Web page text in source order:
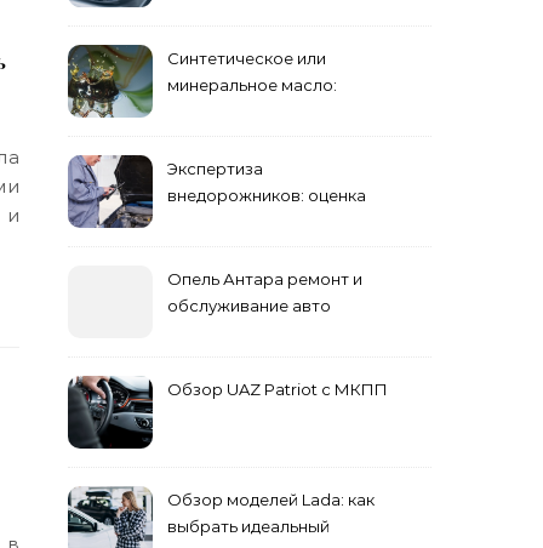
и
Синтетическое или
минеральное масло:
Экспертиза
внедорожников: оценка
Опель Антара ремонт и
обслуживание авто
Обзор UAZ Patriot с МКПП
Обзор моделей Lada: как
выбрать идеальный